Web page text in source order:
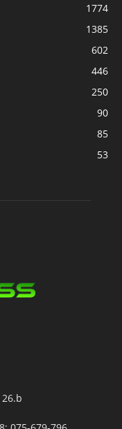
1774
1385
602
446
250
90
85
53